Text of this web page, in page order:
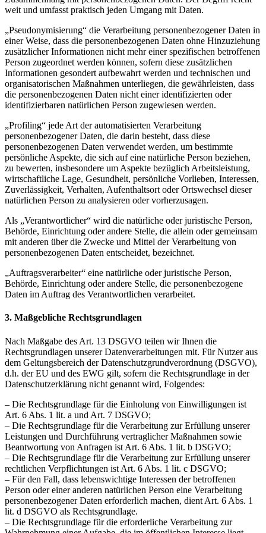
weit und umfasst praktisch jeden Umgang mit Daten.
„Pseudonymisierung“ die Verarbeitung personenbezogener Daten in
einer Weise, dass die personenbezogenen Daten ohne Hinzuziehung
zusätzlicher Informationen nicht mehr einer spezifischen betroffenen
Person zugeordnet werden können, sofern diese zusätzlichen
Informationen gesondert aufbewahrt werden und technischen und
organisatorischen Maßnahmen unterliegen, die gewährleisten, dass
die personenbezogenen Daten nicht einer identifizierten oder
identifizierbaren natürlichen Person zugewiesen werden.
„Profiling“ jede Art der automatisierten Verarbeitung
personenbezogener Daten, die darin besteht, dass diese
personenbezogenen Daten verwendet werden, um bestimmte
persönliche Aspekte, die sich auf eine natürliche Person beziehen,
zu bewerten, insbesondere um Aspekte bezüglich Arbeitsleistung,
wirtschaftliche Lage, Gesundheit, persönliche Vorlieben, Interessen,
Zuverlässigkeit, Verhalten, Aufenthaltsort oder Ortswechsel dieser
natürlichen Person zu analysieren oder vorherzusagen.
Als „Verantwortlicher“ wird die natürliche oder juristische Person,
Behörde, Einrichtung oder andere Stelle, die allein oder gemeinsam
mit anderen über die Zwecke und Mittel der Verarbeitung von
personenbezogenen Daten entscheidet, bezeichnet.
„Auftragsverarbeiter“ eine natürliche oder juristische Person,
Behörde, Einrichtung oder andere Stelle, die personenbezogene
Daten im Auftrag des Verantwortlichen verarbeitet.
3. Maßgebliche Rechtsgrundlagen
Nach Maßgabe des Art. 13 DSGVO teilen wir Ihnen die
Rechtsgrundlagen unserer Datenverarbeitungen mit. Für Nutzer aus
dem Geltungsbereich der Datenschutzgrundverordnung (DSGVO),
d.h. der EU und des EWG gilt, sofern die Rechtsgrundlage in der
Datenschutzerklärung nicht genannt wird, Folgendes:
– Die Rechtsgrundlage für die Einholung von Einwilligungen ist
Art. 6 Abs. 1 lit. a und Art. 7 DSGVO;
– Die Rechtsgrundlage für die Verarbeitung zur Erfüllung unserer
Leistungen und Durchführung vertraglicher Maßnahmen sowie
Beantwortung von Anfragen ist Art. 6 Abs. 1 lit. b DSGVO;
– Die Rechtsgrundlage für die Verarbeitung zur Erfüllung unserer
rechtlichen Verpflichtungen ist Art. 6 Abs. 1 lit. c DSGVO;
– Für den Fall, dass lebenswichtige Interessen der betroffenen
Person oder einer anderen natürlichen Person eine Verarbeitung
personenbezogener Daten erforderlich machen, dient Art. 6 Abs. 1
lit. d DSGVO als Rechtsgrundlage.
– Die Rechtsgrundlage für die erforderliche Verarbeitung zur